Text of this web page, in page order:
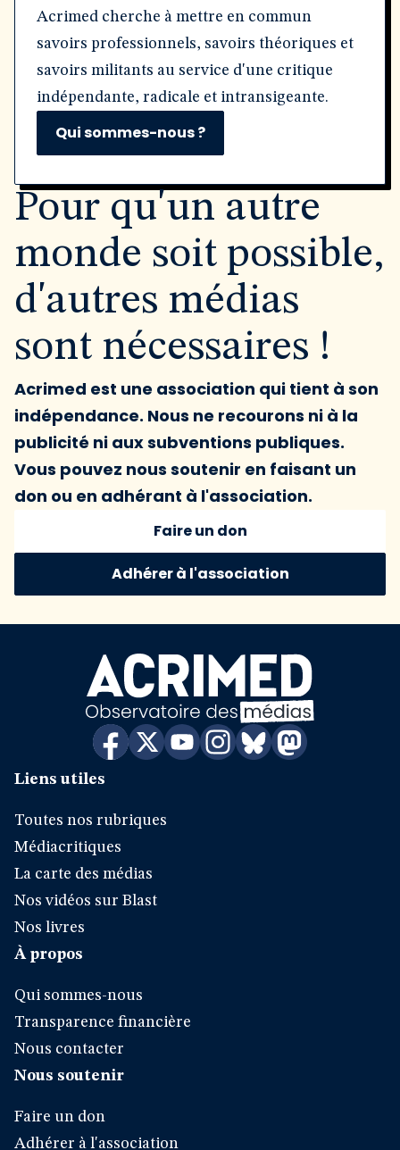
Acrimed cherche à mettre en commun
savoirs professionnels, savoirs théoriques et
savoirs militants au service d'une critique
indépendante, radicale et intransigeante.
Qui sommes-nous ?
Pour qu'un autre
monde soit possible,
d'autres médias
sont nécessaires !
Acrimed est une association qui tient à son
indépendance. Nous ne recourons ni à la
publicité ni aux subventions publiques.
Vous pouvez nous soutenir en faisant un
don ou en adhérant à l'association.
Faire un don
Adhérer à l'association
Liens utiles
Toutes nos rubriques
Médiacritiques
La carte des médias
Nos vidéos sur Blast
Nos livres
À propos
Qui sommes-nous
Transparence financière
Nous contacter
Nous soutenir
Faire un don
Adhérer à l'association